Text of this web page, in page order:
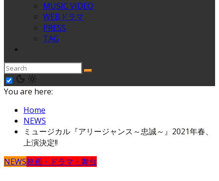
MUSIC VIDEO
WEBドラマ
PRESS
TAG
You are here:
Home
NEWS
ミュージカル『アリージャンス～忠誠～』2021年春、
上演決定!!
NEWS映画・ドラマ・舞台